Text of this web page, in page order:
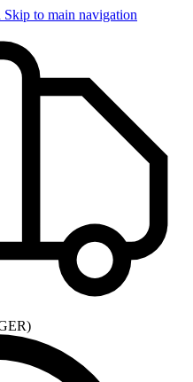
Skip to main navigation